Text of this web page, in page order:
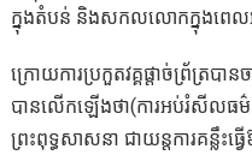
ក្នុងតំបន់ និងសកលលោកក្នុងពេល
ក្រោយការប្រកួតវគ្គផ្តាច់ព្រ័ត្រប
បានលើកឡើងថា(ការអប់រំសីលធ
ព្រះពុទ្ធសាសនា ជាយន្តការគន្លឹ